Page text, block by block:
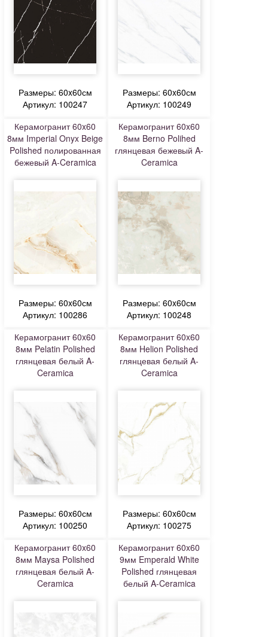
Размеры: 60x60см
Артикул: 100247
Размеры: 60x60см
Артикул: 100249
Керамогранит 60x60
8мм Imperial Onyx Beige
Polished полированная
бежевый A-Ceramica
Размеры: 60x60см
Артикул: 100286
Керамогранит 60x60
8мм Berno Polihed
глянцевая бежевый A-
Ceramica
Размеры: 60x60см
Артикул: 100248
Керамогранит 60x60
8мм Pelatin Polished
глянцевая белый A-
Ceramica
Размеры: 60x60см
Артикул: 100250
Керамогранит 60x60
8мм Helion Polished
глянцевая белый A-
Ceramica
Размеры: 60x60см
Артикул: 100275
Керамогранит 60x60
8мм Maysa Polished
глянцевая белый A-
Ceramica
Керамогранит 60x60
9мм Emperald White
Polished глянцевая
белый A-Ceramica